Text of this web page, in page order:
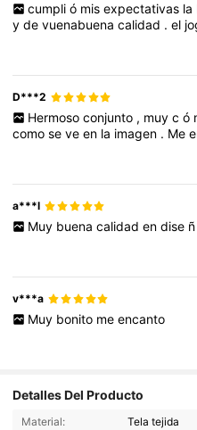
cumpli ó mis expectativas la
ydevuenabuenacalidad .el
D***2
Hermoso conjunto , muy c ó
comoseveen la imagen . Me
a***l
Muy buena calidad en dise ñ
v***a
Muy bonito me encanto
Detalles Del Producto
Material:
Tela tejida
78K Seguidores